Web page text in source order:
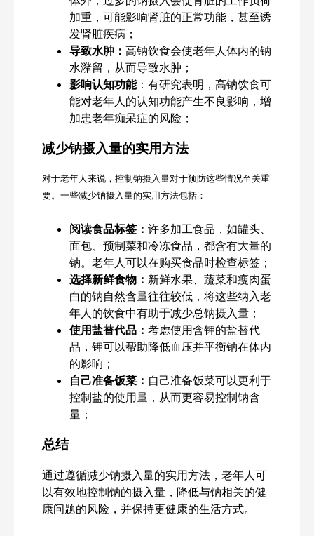
加重，可能影响肾脏的正常功能，甚至诱
发肾脏疾病；
导致水肿： 高钠饮食会使老年人体内的钠
水潴留，从而导致水肿；
影响认知功能：有研究表明，高钠饮食可
能对老年人的认知功能产生不良影响，增
加患老年痴呆症的风险；
减少钠摄入量的实用方法
对于老年人来说，控制钠摄入量对于预防这些情况至关重
要。一些减少钠摄入量的实用方法包括：
阅读食品标签： 许多加工食品，如罐头、
面包、预制菜和冷冻食品，都含有大量的
钠。老年人可以在购买食品时检查标签；
选择新鲜食物： 新鲜水果、蔬菜和瘦肉蛋
白的钠自然含量往往较低，将这些纳入老
年人的饮食中有助于减少总钠摄入量；
使用盐替代品： 考虑使用含钾的盐替代
品，钾可以帮助降低血压并平衡钠在体内
的影响；
自己准备饭菜： 自己准备饭菜可以更利于
控制盐的使用量，从而更容易控制钠含
量；
总结
通过遵循减少钠摄入量的实用方法，老年人可
以有效地控制钠的摄入量，降低与钠相关的健
康问题的风险，并保持更健康的生活方式。